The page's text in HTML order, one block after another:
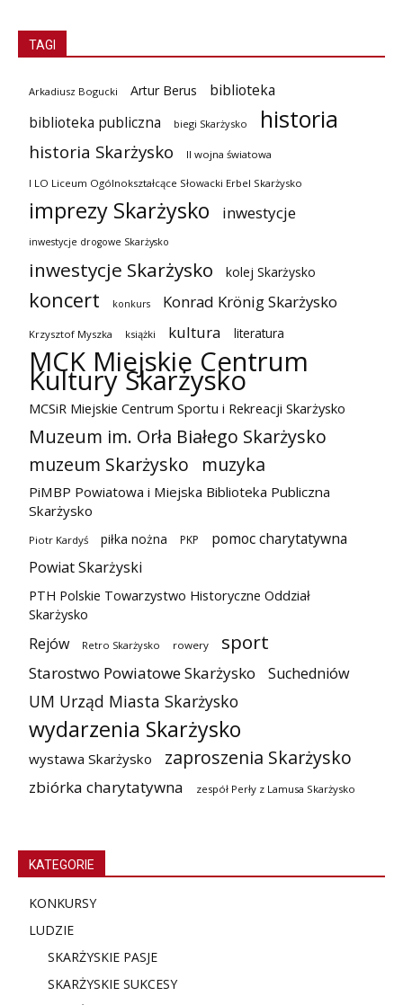
TAGI
Arkadiusz Bogucki Artur Berus
biblioteka
biblioteka publiczna
biegi Skarżysko historia
historia Skarżysko II wojna światowa
I LO Liceum Ogólnokształcące Słowacki Erbel Skarżysko
imprezy Skarżysko inwestycje
inwestycje drogowe Skarżysko
inwestycje Skarżysko kolej Skarżysko
koncert konkurs Konrad Krönig Skarżysko
Krzysztof Myszka książki kultura literatura
MCK Miejskie Centrum
Kultury Skarżysko
MCSiR Miejskie Centrum Sportu i Rekreacji Skarżysko
Muzeum im. Orła Białego Skarżysko
muzeum Skarżysko
muzyka
PiMBP Powiatowa i Miejska Biblioteka Publiczna
Skarżysko
Piotr Kardyś piłka nożna PKP
pomoc charytatywna
Powiat Skarżyski
PTH Polskie Towarzystwo Historyczne Oddział
Skarżysko
Rejów Retro Skarżysko rowery sport
Starostwo Powiatowe Skarżysko Suchedniów
UM Urząd Miasta Skarżysko
wydarzenia Skarżysko
wystawa Skarżysko zaproszenia Skarżysko
zbiórka charytatywna zespół Perły z Lamusa Skarżysko
KATEGORIE
KONKURSY
LUDZIE
SKARŻYSKIE PASJE
SKARŻYSKIE SUKCESY